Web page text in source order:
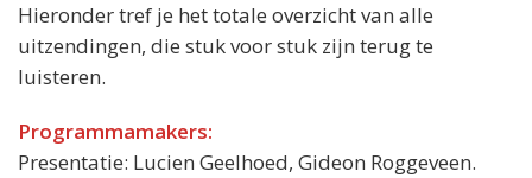
Hieronder tref je het totale overzicht van alle
uitzendingen, die stuk voor stuk zijn terug te
luisteren.
Programmamakers:
Presentatie: Lucien Geelhoed, Gideon Roggeveen.